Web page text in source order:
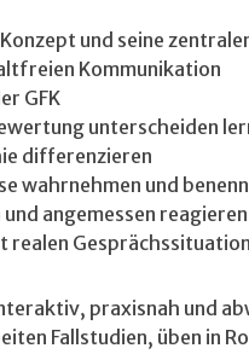
und seine
Kommunikation
GFK
unterscheiden
differenzieren
wahrnehmen und
angemessen reagieren
realen
praxisnah und
Fallstudien, üben in